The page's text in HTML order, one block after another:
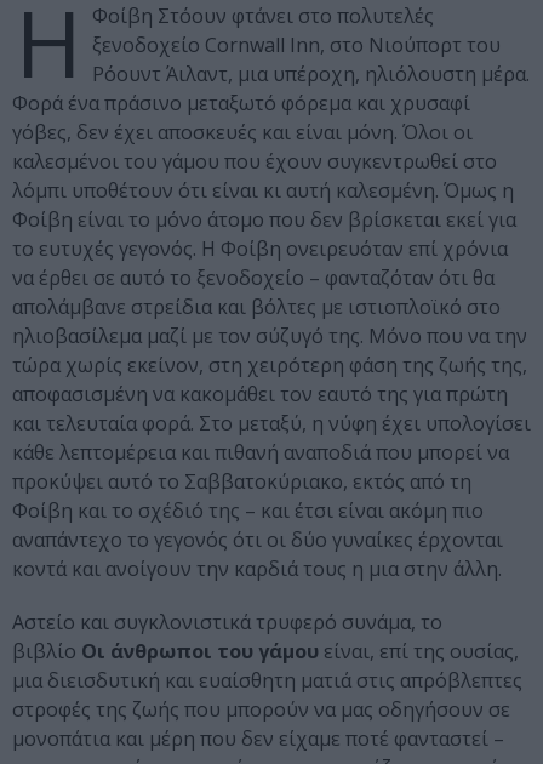
Η
Φοίβη Στόουν φτάνει στο πολυτελές
ξενοδοχείο Cornwall Inn, στο Νιούπορτ του
Ρόουντ Άιλαντ, μια υπέροχη, ηλιόλουστη μέρα.
Φορά ένα πράσινο μεταξωτό φόρεμα και χρυσαφί
γόβες, δεν έχει αποσκευές και είναι μόνη. Όλοι οι
καλεσμένοι του γάμου που έχουν συγκεντρωθεί στο
λόμπι υποθέτουν ότι είναι κι αυτή καλεσμένη. Όμως η
Φοίβη είναι το μόνο άτομο που δεν βρίσκεται εκεί για
το ευτυχές γεγονός. Η Φοίβη ονειρευόταν επί χρόνια
να έρθει σε αυτό το ξενοδοχείο – φανταζόταν ότι θα
απολάμβανε στρείδια και βόλτες με ιστιοπλοϊκό στο
ηλιοβασίλεμα μαζί με τον σύζυγό της. Μόνο που να την
τώρα χωρίς εκείνον, στη χειρότερη φάση της ζωής της,
αποφασισμένη να κακομάθει τον εαυτό της για πρώτη
και τελευταία φορά. Στο μεταξύ, η νύφη έχει υπολογίσει
κάθε λεπτομέρεια και πιθανή αναποδιά που μπορεί να
προκύψει αυτό το Σαββατοκύριακο, εκτός από τη
Φοίβη και το σχέδιό της – και έτσι είναι ακόμη πιο
αναπάντεχο το γεγονός ότι οι δύο γυναίκες έρχονται
κοντά και ανοίγουν την καρδιά τους η μια στην άλλη.
Αστείο και συγκλονιστικά τρυφερό συνάμα, το
βιβλίο Οι άνθρωποι του γάμου είναι, επί της ουσίας,
μια διεισδυτική και ευαίσθητη ματιά στις απρόβλεπτες
στροφές της ζωής που μπορούν να μας οδηγήσουν σε
μονοπάτια και μέρη που δεν είχαμε ποτέ φανταστεί –